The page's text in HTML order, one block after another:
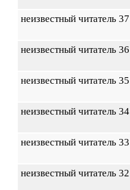
неизвестный читатель 37
неизвестный читатель 36
неизвестный читатель 35
неизвестный читатель 34
неизвестный читатель 33
неизвестный читатель 32